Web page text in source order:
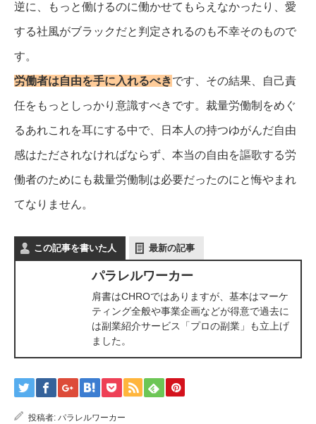
逆に、もっと働けるのに働かせてもらえなかったり、愛
する社風がブラックだと判定されるのも不幸そのもので
す。
労働者は自由を手に入れるべきです、その結果、自己責
任をもっとしっかり意識すべきです。 裁量労働制をめぐ
るあれこれを耳にする中で、日本人の持つゆがんだ自由
感はただされなければならず、本当の自由を謳歌する労
働者のためにも裁量労働制は必要だったのにと悔やまれ
てなりません。
この記事を書いた人 最新の記事
パラレルワーカー
肩書はCHROではありますが、基本はマーケ
ティング全般や事業企画などが得意で過去に
は副業紹介サービス「プロの副業」も立上げ
ました。
投稿者: パラレルワーカー